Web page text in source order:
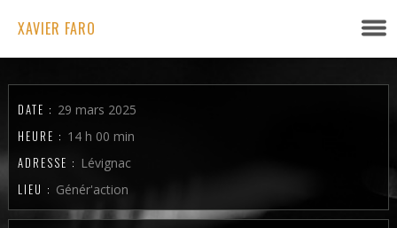
XAVIER FARO
DATE : 29 mars 2025
HEURE : 14 h 00 min
ADRESSE : Lévignac
LIEU : Génér'action